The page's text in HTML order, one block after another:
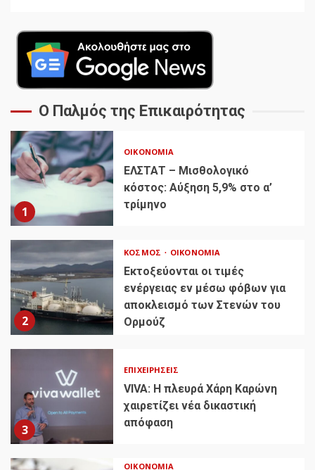
Ο Παλμός της Επικαιρότητας
1
ΟΙΚΟΝΟΜΊΑ
ΕΛΣΤΑΤ – Μισθολογικό
κόστος: Αύξηση 5,9% στο α’
τρίμηνο
2
ΚΌΣΜΟΣ ΟΙΚΟΝΟΜΊΑ
Εκτοξεύονται οι τιμές
ενέργειας εν μέσω φόβων για
αποκλεισμό των Στενών του
Ορμούζ
3
ΕΠΙΧΕΙΡΉΣΕΙΣ
VIVA: Η πλευρά Χάρη Καρώνη
χαιρετίζει νέα δικαστική
απόφαση
ΟΙΚΟΝΟΜΊΑ